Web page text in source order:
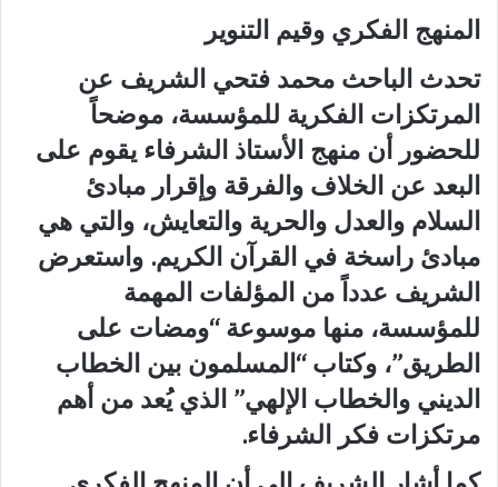
المنهج الفكري وقيم التنوير
تحدث الباحث محمد فتحي الشريف عن
المرتكزات الفكرية للمؤسسة، موضحاً
للحضور أن منهج الأستاذ الشرفاء يقوم على
البعد عن الخلاف والفرقة وإقرار مبادئ
السلام والعدل والحرية والتعايش، والتي هي
مبادئ راسخة في القرآن الكريم. واستعرض
الشريف عدداً من المؤلفات المهمة
للمؤسسة، منها موسوعة “ومضات على
الطريق”، وكتاب “المسلمون بين الخطاب
الديني والخطاب الإلهي” الذي يُعد من أهم
مرتكزات فكر الشرفاء.